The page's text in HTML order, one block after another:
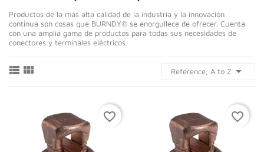
Productos de la más alta calidad de la industria y la innovación
continua son cosas que BURNDY® se enorgullece de ofrecer. Cuenta
con una amplia gama de productos para todas sus necesidades de
conectores y terminales eléctricos.
  Reference, A to Z 
favorite_border favorite_border